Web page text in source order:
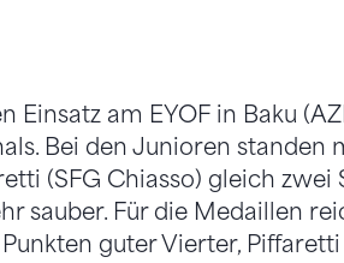
Einsatz am EYOF in Baku
Bei den Junioren standen
(SFG Chiasso) gleich zwei
sauber. Für die Medaillen
guter Vierter,